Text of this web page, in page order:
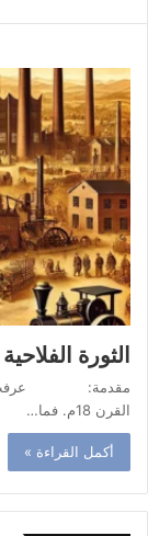
الثورة
مقدمة: عرفت أوربا
القرن 18م. فما…
أكمل القراءة »